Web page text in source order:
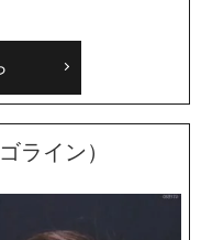
ライン）